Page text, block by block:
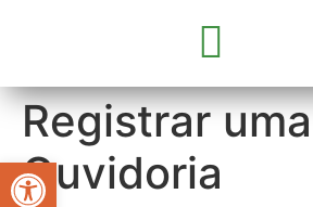
Registrar uma
Ouvidoria
Abrir a barra de ferramentas